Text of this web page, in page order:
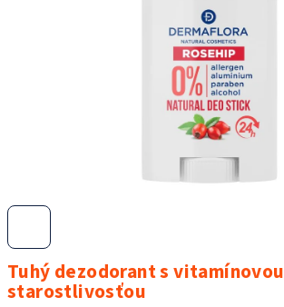
Tuhý dezodorant s vitamínovou
starostlivosťou